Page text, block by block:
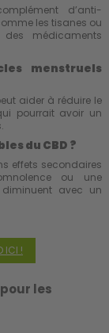
d’anti-
les tisanes ou
médicaments
menstruels
aider à réduire le
pourrait avoir un
du CBD ?
effets secondaires
ou une
avec un
ICI !
les